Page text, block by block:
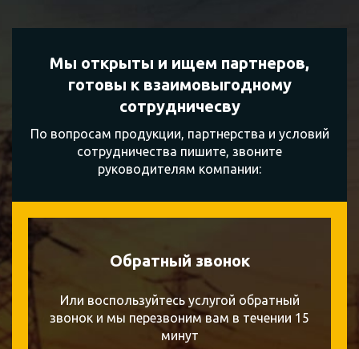
Мы открыты и ищем партнеров,
готовы квзаимовыгодному
сотрудничесву
По вопросам продукции, партнерства и условий
сотрудничества пишите, звоните
руководителям компании:
Обратный звонок
Или воспользуйтесь услугой обратный
звонок и мы перезвоним вам в течении 15
минут